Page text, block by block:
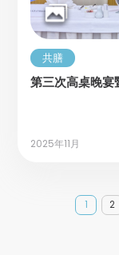
共膳
第三次高桌晚
2025年11月
1 2